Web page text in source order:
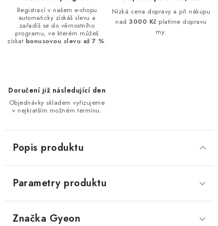
Registrací v našem e-shopu
automaticky získáš slevu a
zařadíš se do věrnostního
programu, ve kterém můžeš
získat bonusovou slevu až 7 %.
Nízká cena dopravy a při nákupu
nad3000 Kč platíme dopravu
my.
Doručení již následující den
Objednávky skladem vyřizujeme
v nejkratším možném termínu.
Popis produktu
Parametry produktu
Značka Gyeon